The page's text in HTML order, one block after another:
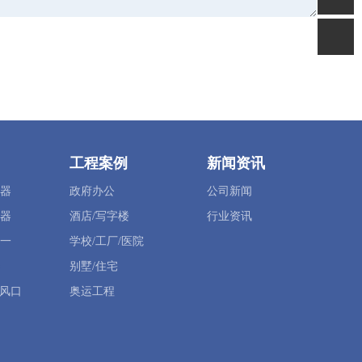
口
工程案例
政府办公
酒店/写字楼
学校/工厂/医院
别墅/住宅
奥运工程
新闻资讯
公司新闻
行业资讯